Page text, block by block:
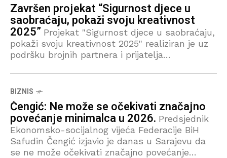
Završen projekat “Sigurnost djece u
saobraćaju, pokaži svoju kreativnost
2025” Projekat "Sigurnost djece u saobraćaju,
pokaži svoju kreativnost 2025" realiziran je uz
podršku brojnih partnera i prijatelja
BIZNIS
Čengić: Ne može se očekivati značajno
povećanje minimalca u 2026. Predsjednik
Ekonomsko-socijalnog vijeća Federacije BiH
Safudin Čengić izjavio je danas u Sarajevu da
se ne može očekivati značajno povećanje